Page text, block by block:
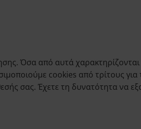
Όσα από αυτά
cookies από τρίτους
σας. Έχετε τη δυνατότητα να